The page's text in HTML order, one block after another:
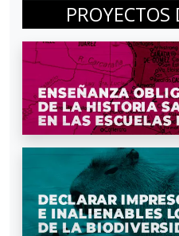
PROYECTOS